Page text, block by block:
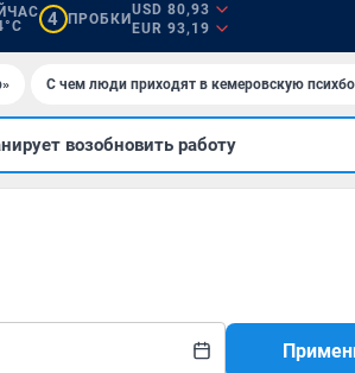
4 ПРОБКИ
USD 80,93
EUR 93,19
С чем люди приходят в кемеровскую
возобновить работу